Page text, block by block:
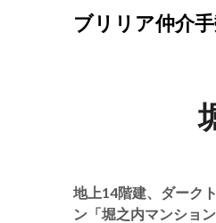
ブリリア仲介
地上14階建、ダーク
ン「堀之内マンショ